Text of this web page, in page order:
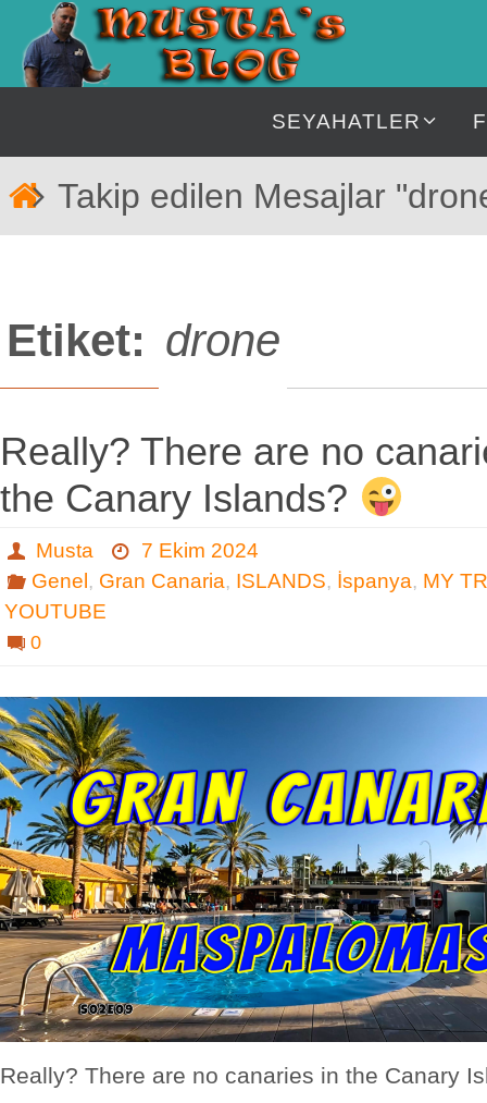
İçeriğe
geç
SEYAHATLER
Takip edilen Mesajlar
Etiket: drone
Really? There are no
the Canary Islands?
Musta
7 Ekim 2024
Genel , Gran Canaria, ISLANDS, İspanya, MY
YOUTUBE
0
Really? There are no canaries in the Canary